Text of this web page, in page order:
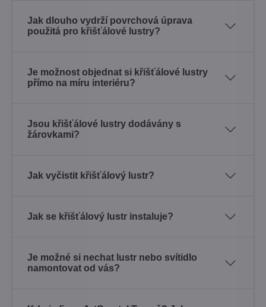
Jak dlouho vydrží povrchová úprava
použitá pro křišťálové lustry?
Je možnost objednat si křišťálové lustry
přímo na míru interiéru?
Jsou křišťálové lustry dodávány s
žárovkami?
Jak vyčistit křišťálový lustr?
Jak se křišťálový lustr instaluje?
Je možné si nechat lustr nebo svítidlo
namontovat od vás?